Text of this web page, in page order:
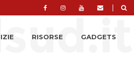
|
RISORSE GADGETS